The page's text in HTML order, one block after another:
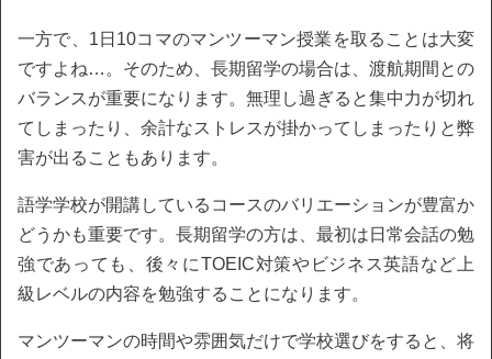
一方で、1日10コマのマンツーマン授業を取ることは大変
ですよね…。そのため、長期留学の場合は、渡航期間との
バランスが重要になります。無理し過ぎると集中力が切れ
てしまったり、余計なストレスが掛かってしまったりと弊
害が出ることもあります。
語学学校が開講しているコースのバリエーションが豊富か
どうかも重要です。長期留学の方は、最初は日常会話の勉
強であっても、後々にTOEIC対策やビジネス英語など上
級レベルの内容を勉強することになります。
マンツーマンの時間や雰囲気だけで学校選びをすると、将